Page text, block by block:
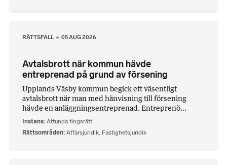
RÄTTSFALL 05 AUG 2026
Avtalsbrott när kommun hävde
entreprenad på grund av försening
Upplands Väsby kommun begick ett väsentligt
avtalsbrott när man med hänvisning till försening
hävde en anläggningsentreprenad. Entreprenö...
Instans Attunda tingsrätt
Rättsområden Affärsjuridik, Fastighetsjuridik